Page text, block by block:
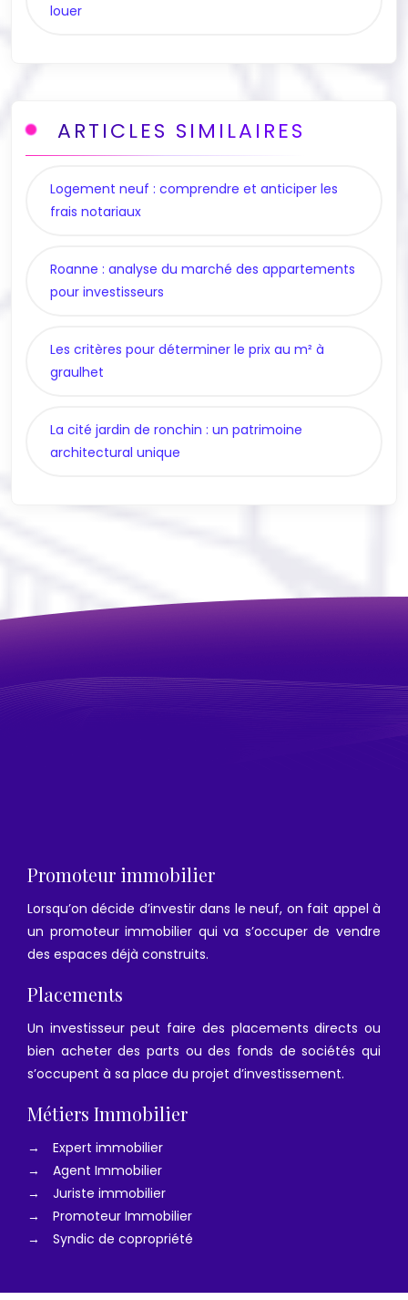
louer
ARTICLES SIMILAIRES
Logement neuf : comprendre et anticiper les
frais notariaux
Roanne : analyse du marché des appartements
pour investisseurs
Les critères pour déterminer le prix au m² à
graulhet
La cité jardin de ronchin : un patrimoine
architectural unique
Promoteur immobilier
Lorsqu’on décide d’investir dans le neuf, on fait appel à
un promoteur immobilier qui va s’occuper de vendre
des espaces déjà construits.
Placements
Un investisseur peut faire des placements directs ou
bien acheter des parts ou des fonds de sociétés qui
s’occupent à sa place du projet d’investissement.
Métiers Immobilier
→
Expert immobilier
→
Agent Immobilier
→
Juriste immobilier
→
Promoteur Immobilier
→
Syndic de copropriété